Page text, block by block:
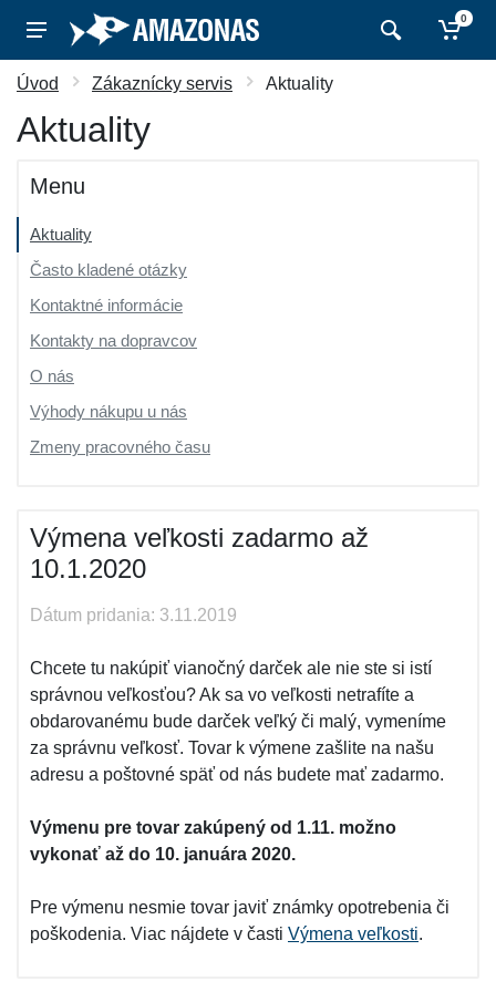
0
Úvod Zákaznícky servis Aktuality
Aktuality
Menu
Aktuality
Často kladené otázky
Kontaktné informácie
Kontakty na dopravcov
O nás
Výhody nákupu u nás
Zmeny pracovného času
Výmena veľkosti zadarmo až
10.1.2020
Dátum pridania: 3.11.2019
Chcete tu nakúpiť vianočný darček ale nie ste si istí
správnou veľkosťou? Ak sa vo veľkosti netrafíte a
obdarovanému bude darček veľký či malý, vymeníme
za správnu veľkosť. Tovar k výmene zašlite na našu
adresu a poštovné späť od nás budete mať zadarmo.
Výmenu pre tovar zakúpený od 1.11. možno
vykonať až do 10. januára 2020.
Pre výmenu nesmie tovar javiť známky opotrebenia či
poškodenia. Viac nájdete v časti Výmena veľkosti.